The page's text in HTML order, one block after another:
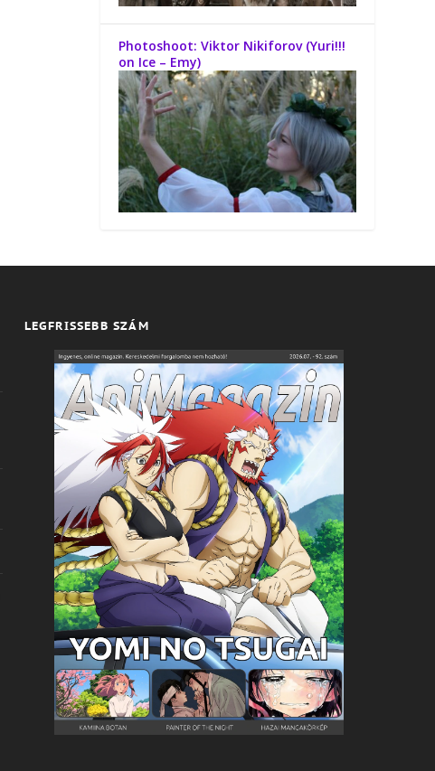
Photoshoot: Viktor Nikiforov (Yuri!!!
on Ice – Emy)
LEGFRISSEBB SZÁM